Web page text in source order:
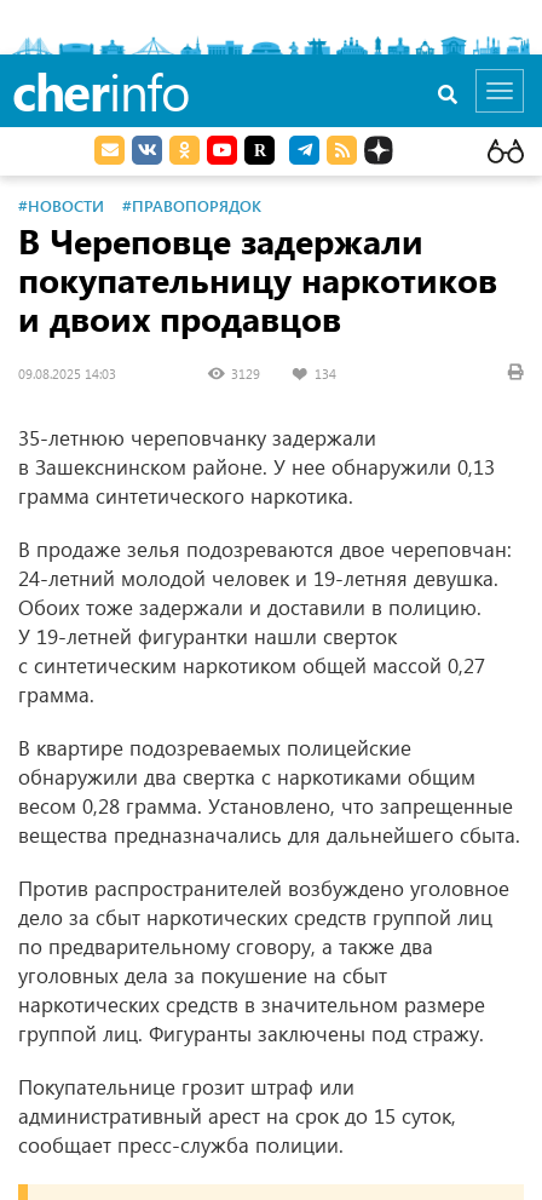
cherinfo
#НОВОСТИ #ПРАВОПОРЯДОК
В Череповце задержали
покупательницу наркотиков
и двоих продавцов
09.08.2025 14:03 3129 134
35-летнюю череповчанку задержали
в Зашекснинском районе. У нее обнаружили 0,13
грамма синтетического наркотика.
В продаже зелья подозреваются двое череповчан:
24-летний молодой человек и 19-летняя девушка.
Обоих тоже задержали и доставили в полицию.
У 19-летней фигурантки нашли сверток
с синтетическим наркотиком общей массой 0,27
грамма.
В квартире подозреваемых полицейские
обнаружили два свертка с наркотиками общим
весом 0,28 грамма. Установлено, что запрещенные
вещества предназначались для дальнейшего сбыта.
Против распространителей возбуждено уголовное
дело за сбыт наркотических средств группой лиц
по предварительному сговору, а также два
уголовных дела за покушение на сбыт
наркотических средств в значительном размере
группой лиц. Фигуранты заключены под стражу.
Покупательнице грозит штраф или
административный арест на срок до 15 суток,
сообщает пресс-служба полиции.